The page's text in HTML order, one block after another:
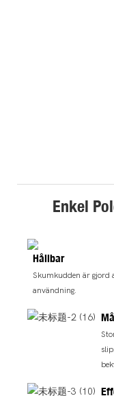
Enkel
Hållbar
Skumkudden är gjord
användning.